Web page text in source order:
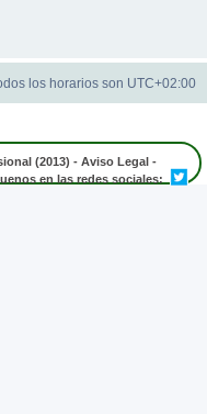
los horarios son UTC+02:00
(2013) - Aviso Legal -
en las redes sociales: